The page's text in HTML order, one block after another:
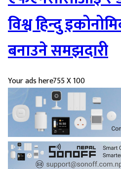
विश्व हिन्दु
बनाउने समझदारी
Your ads here755 X 100